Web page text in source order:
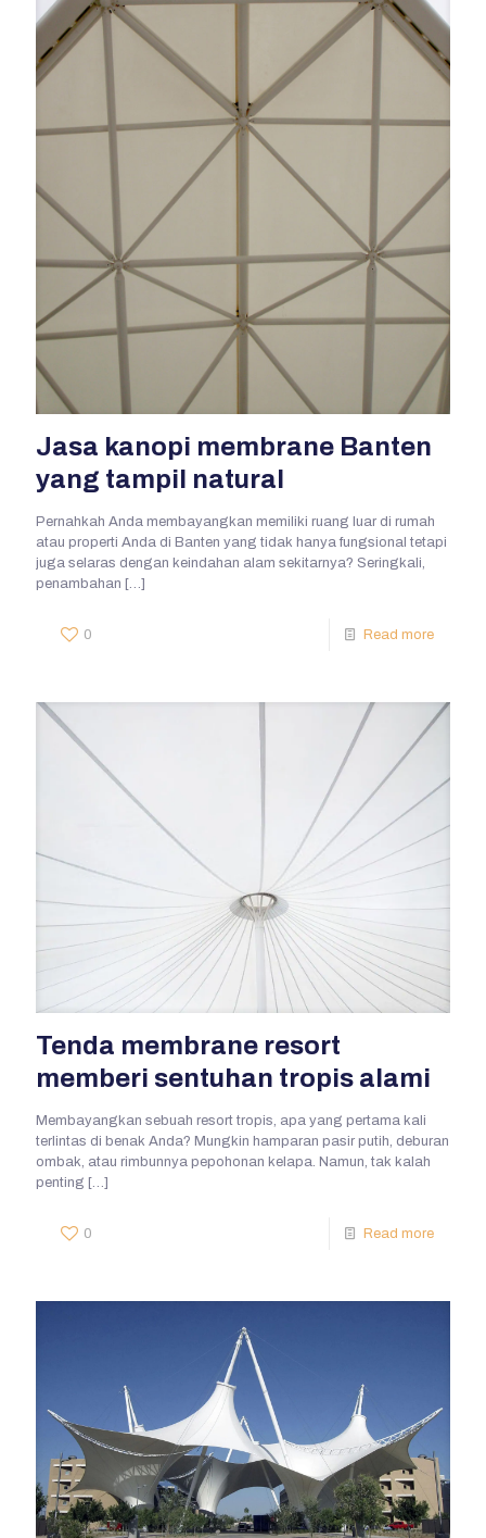
Jasa kanopi membrane Banten
yang tampil natural
Pernahkah Anda membayangkan memiliki ruang luar di rumah
atau properti Anda di Banten yang tidak hanya fungsional tetapi
juga selaras dengan keindahan alam sekitarnya? Seringkali,
penambahan […]
0 Read more
Tenda membrane resort
memberi sentuhan tropis alami
Membayangkan sebuah resort tropis, apa yang pertama kali
terlintas di benak Anda? Mungkin hamparan pasir putih, deburan
ombak, atau rimbunnya pepohonan kelapa. Namun, tak kalah
penting […]
0 Read more